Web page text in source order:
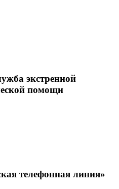
экстренной
помощи
телефонная линия»